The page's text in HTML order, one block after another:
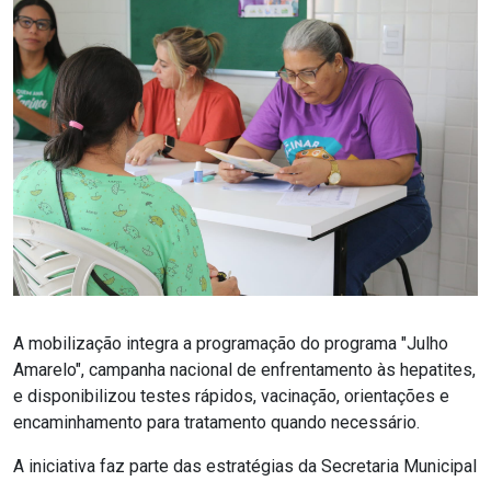
A mobilização integra a programação do programa "Julho
Amarelo", campanha nacional de enfrentamento às hepatites,
e disponibilizou testes rápidos, vacinação, orientações e
encaminhamento para tratamento quando necessário.
A iniciativa faz parte das estratégias da Secretaria Municipal